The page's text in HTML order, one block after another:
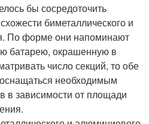
бы сосредоточить
биметаллического и
По форме они напоминают
батарею, окрашенную в
число секций, то обе
необходимым
в зависимости от площади